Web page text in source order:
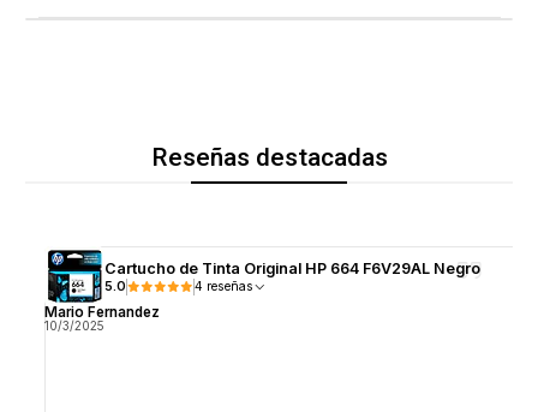
Reseñas destacadas
Cartucho de Tinta Original HP 664 F6V29AL Negro
5.0 4 reseñas
Mario Fernandez
10/3/2025